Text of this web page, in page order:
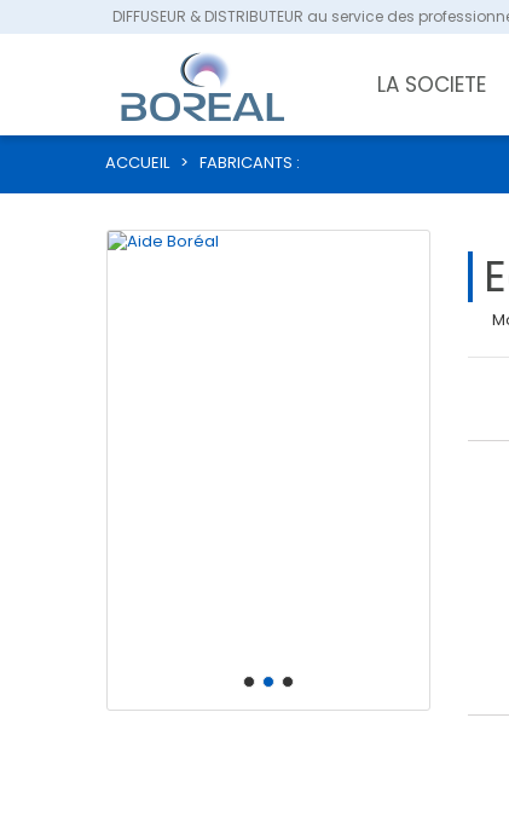
DIFFUSEUR & DISTRIBUTEUR au service des
LA SOCIETE
ACCUEIL > FABRICANTS :